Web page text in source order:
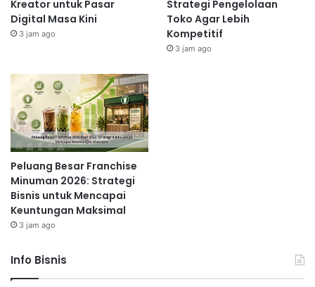
Kreator untuk Pasar
Digital Masa Kini
3 jam ago
Strategi Pengelolaan
Toko Agar Lebih
Kompetitif
3 jam ago
Peluang Besar Franchise
Minuman 2026: Strategi
Bisnis untuk Mencapai
Keuntungan Maksimal
3 jam ago
Info Bisnis